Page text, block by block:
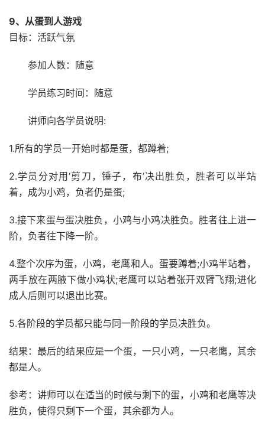
9、从蛋到人游戏
目标：活跃气氛
参加人数：随意
学员练习时间：随意
讲师向各学员说明:
1.所有的学员一开始时都是蛋，都蹲着;
2.学员分对用‘剪刀，锤子，布’决出胜负，胜者可以半站
着，成为小鸡，负者仍是蛋;
3.接下来蛋与蛋决胜负，小鸡与小鸡决胜负。胜者往上进一
阶，负者往下降一阶。
4.整个次序为蛋，小鸡，老鹰和人。蛋要蹲着;小鸡半站着，
两手放在两腋下做小鸡状;老鹰可以站着张开双臂飞翔;进化
成人后则可以退出比赛。
5.各阶段的学员都只能与同一阶段的学员决胜负。
结果：最后的结果应是一个蛋，一只小鸡，一只老鹰，其余
都是人。
参考：讲师可以在适当的时候与剩下的蛋，小鸡和老鹰等决
胜负，使得只剩下一个蛋，其余都为人。